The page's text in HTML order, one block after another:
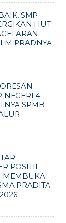
SMP
HUT
PRADNYA
NEGERI 4
SPMB
POSITIF
MEMBUKA
PRADITA